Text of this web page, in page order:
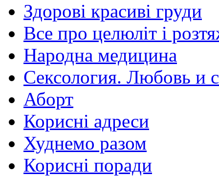
Здорові красиві груди
Все про целюліт і
Народна медицина
Сексология. Любовь и
Аборт
Корисні адреси
Худнемо разом
Корисні поради